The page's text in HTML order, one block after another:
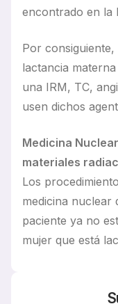
encontrado en la
Por
lactancia
una IRM, TC,
usen dichos
Medicina
materiales
Los
medicina nuclear
paciente ya no
mujer que está